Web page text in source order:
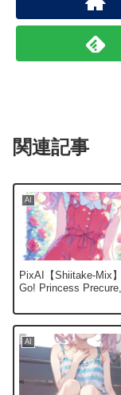
関連記事
AI
PixAI【Shiitake-Mix
Go! Princess
AI